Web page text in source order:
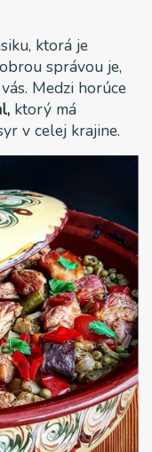
ktorá je
správou je,
Medzi horúce
ktorý má
v celej krajine.